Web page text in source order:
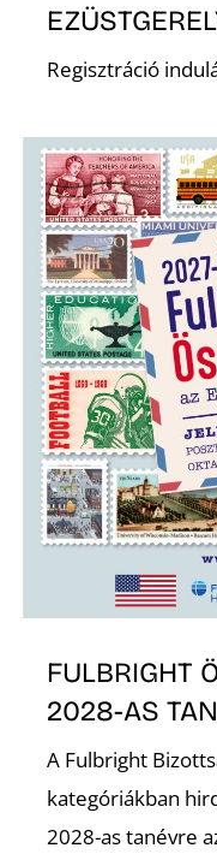
Regisztráció
FULBRIGHT
2028-AS
A Fulbright
kategóriákban
2028-as tanévre